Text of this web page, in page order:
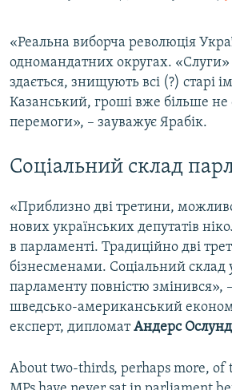
«Реальна виборча революція
одномандатних округах. «Слуги»
здається, знищують всі (?) старі
Казанський, гроші вже більше не
перемоги», – зауважує Ярабік.
Соціальний склад
«Приблизно дві третини,
нових українських депутатів
в парламенті. Традиційно дві
бізнесменами. Соціальний склад
парламенту повністю змінився»,
шведсько-американський
експерт, дипломатАндерс Ослунд
About two-thirds, perhaps more, of